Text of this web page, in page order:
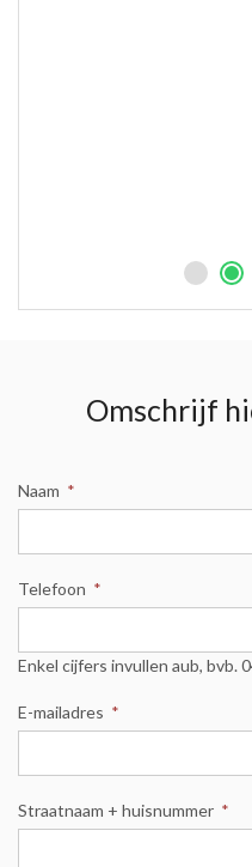
Omschrijf
Naam *
Telefoon *
Enkel cijfers invullen aub, bvb.
E-mailadres *
Straatnaam + huisnummer *